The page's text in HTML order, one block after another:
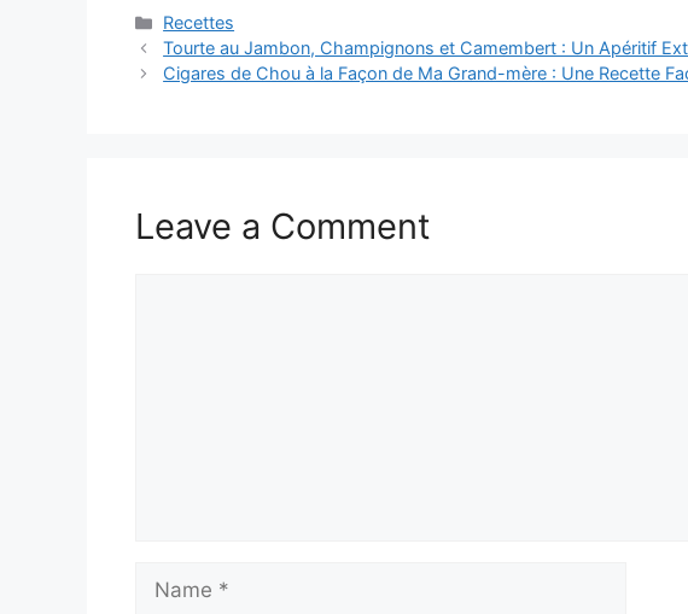
Categories
Recettes
Tourte au Jambon, Champignons et Camembert : Un Apéritif
Cigares de Chou à la Façon de Ma Grand-mère : Une Recette
Leave a Comment
Name